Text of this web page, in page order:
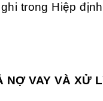
trong Hiệp
NỢ VAY VÀ XỬ